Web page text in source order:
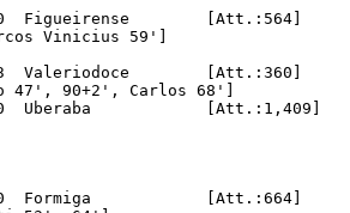
Vinicius 59']
47', 90+2', Carlos 68']